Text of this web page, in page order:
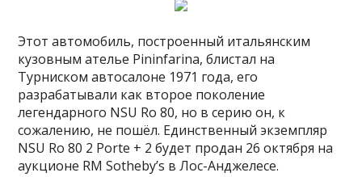
Этот автомобиль, построенный итальянским
кузовным ателье Pininfarina, блистал на
Турниском автосалоне 1971 года, его
разрабатывали как второе поколение
легендарного NSU Ro 80, но в серию он, к
сожалению, не пошёл. Единственный экземпляр
NSU Ro 80 2 Porte + 2 будет продан 26 октября на
аукционе RM Sotheby’s в Лос-Анджелесе.